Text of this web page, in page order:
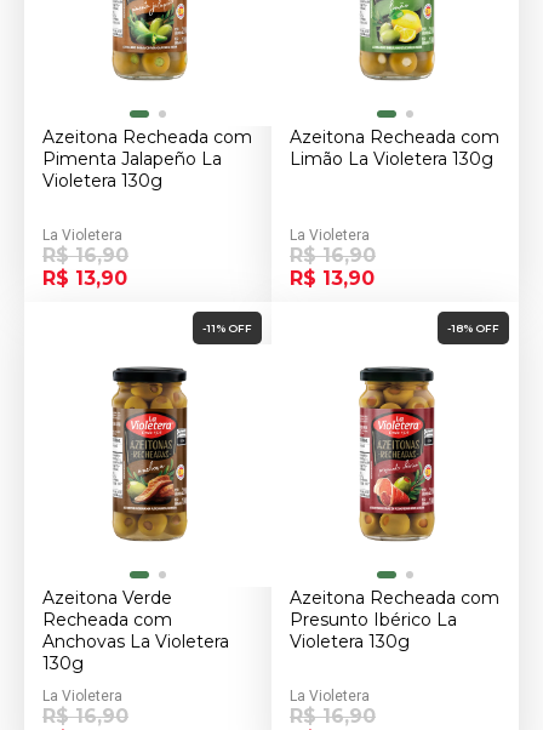
Azeitona Recheada com
Pimenta Jalapeño La
Violetera 130g
La Violetera
R$ 16,90
R$ 13,90
Azeitona Recheada com
Limão La Violetera 130g
La Violetera
R$ 16,90
R$ 13,90
-11% OFF
Azeitona Verde
Recheada com
Anchovas La Violetera
130g
La Violetera
R$ 16,90
-18% OFF
Azeitona Recheada com
Presunto Ibérico La
Violetera 130g
La Violetera
R$ 16,90